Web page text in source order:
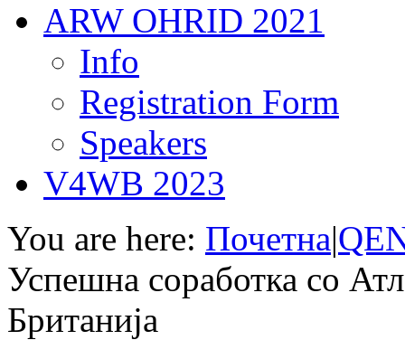
ARW OHRID 2021
Info
Registration Form
Speakers
V4WB 2023
You are here: Почетна|
Успешна соработка со
Британија